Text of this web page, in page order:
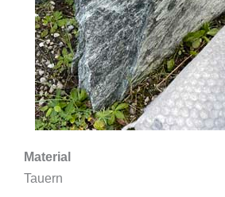
Material
Tauern